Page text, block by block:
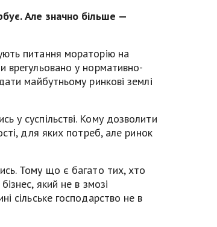
Але значно більше —
питання мораторію на
врегульовано у нормативно-
майбутньому ринкові землі
у суспільстві. Кому дозволити
для яких потреб, але ринок
Тому що є багато тих, хто
який не в змозі
сільське господарство не в